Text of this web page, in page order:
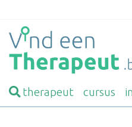
therapeut cursus